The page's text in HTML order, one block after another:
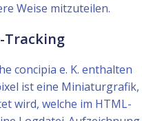
Weise mitzuteilen.
Tracking
concipia e. K. enthalten
ist eine Miniaturgrafik,
wird, welche im HTML-